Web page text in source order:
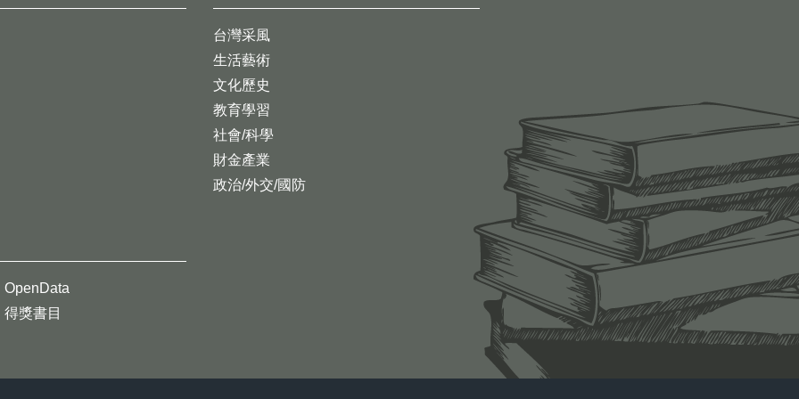
台灣采風
生活藝術
文化歷史
教育學習
社會/科學
財金產業
政治/外交/國防
OpenData
得獎書目